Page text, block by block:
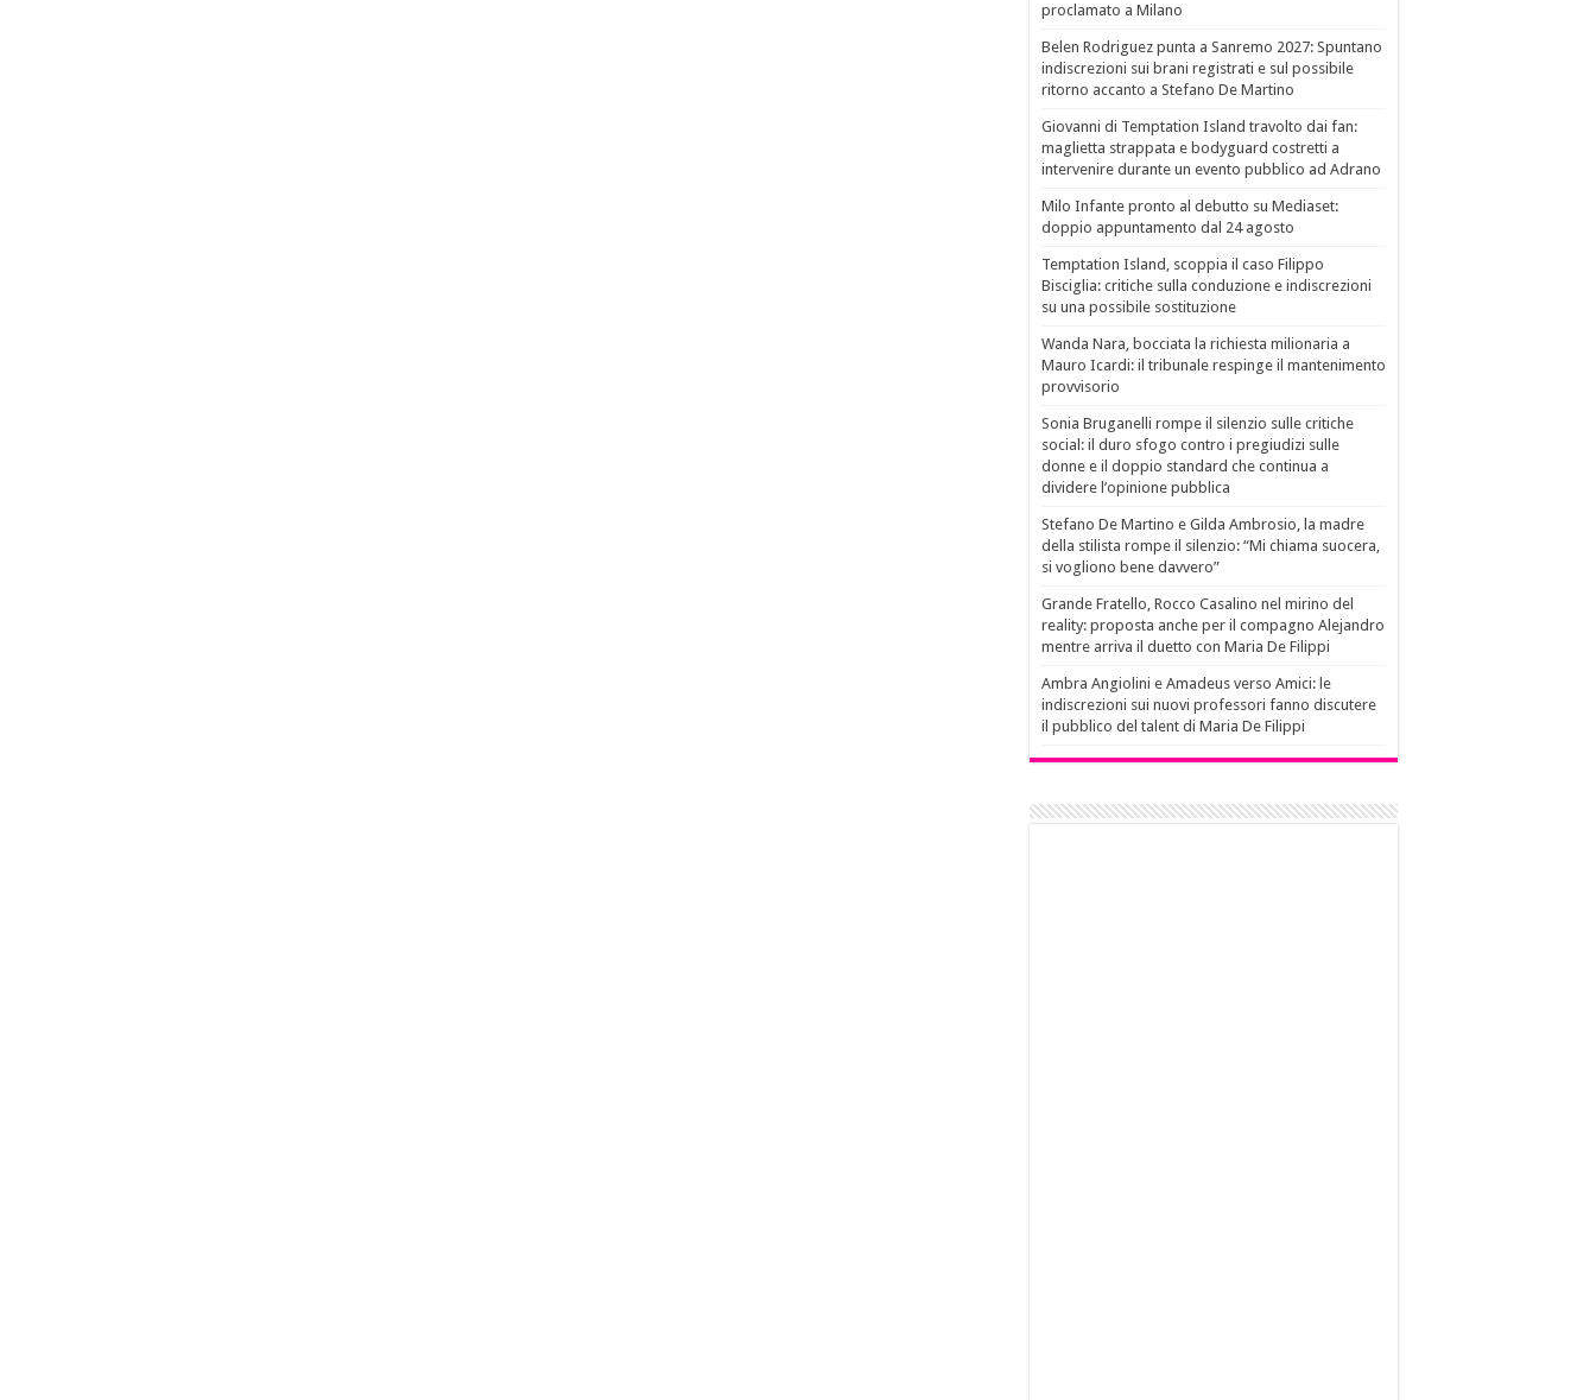
proclamato a Milano
Belen Rodriguez punta a Sanremo 2027: Spuntano
indiscrezioni sui brani registrati e sul possibile
ritorno accanto a Stefano De Martino
Giovanni di Temptation Island travolto dai fan:
maglietta strappata e bodyguard costretti a
intervenire durante un evento pubblico ad Adrano
Milo Infante pronto al debutto su Mediaset:
doppio appuntamento dal 24 agosto
Temptation Island, scoppia il caso Filippo
Bisciglia: critiche sulla conduzione e indiscrezioni
su una possibile sostituzione
Wanda Nara, bocciata la richiesta milionaria a
Mauro Icardi: il tribunale respinge il mantenimento
provvisorio
Sonia Bruganelli rompe il silenzio sulle critiche
social: il duro sfogo contro i pregiudizi sulle
donne e il doppio standard che continua a
dividere l’opinione pubblica
Stefano De Martino e Gilda Ambrosio, la madre
della stilista rompe il silenzio: “Mi chiama suocera,
si vogliono bene davvero”
Grande Fratello, Rocco Casalino nel mirino del
reality: proposta anche per il compagno Alejandro
mentre arriva il duetto con Maria De Filippi
Ambra Angiolini e Amadeus verso Amici: le
indiscrezioni sui nuovi professori fanno discutere
il pubblico del talent di Maria De Filippi